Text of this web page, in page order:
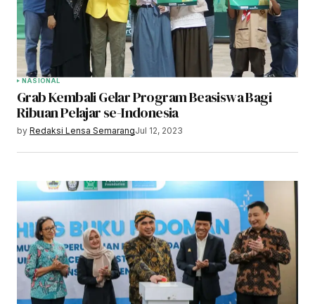
NASIONAL
Grab Kembali Gelar Program Beasiswa Bagi
Ribuan Pelajar se-Indonesia
by Redaksi Lensa SemarangJul 12, 2023